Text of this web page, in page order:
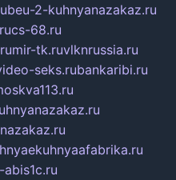
2-kuhnyanazakaz.ru
cs-68.ru
mir-tk.ruvlknrussia.ru
seks.rubankaribi.ru
abis1c.ru